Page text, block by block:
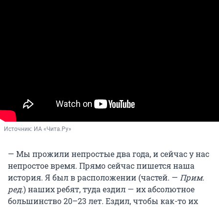
Источник: ИА «Чита.Ру»
— Мы прожили непростые два года, и сейчас у нас
непростое время. Прямо сейчас пишется наша
история. Я был в расположении (частей. — Прим.
ред.) наших ребят, туда ездил — их абсолютное
большинство 20–23 лет. Ездил, чтобы как-то их